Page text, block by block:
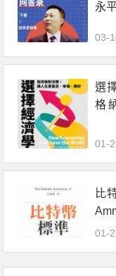
永
03-
選
格
01-
比
方
01-